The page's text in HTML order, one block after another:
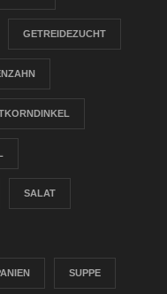
GETREIDEZUCHT
SALAT
SUPPE